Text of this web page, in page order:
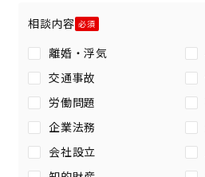
相談内容
離婚・浮気
交通事故
労働問題
企業法務
会社設立